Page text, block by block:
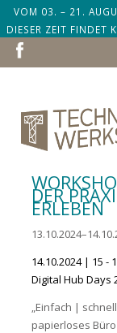
VOM 03. – 21.
DIESER ZEIT FINDET
NAVIGATION
ÜBERSPRINGEN
DER
ERLEBEN
14.10.2024 | 15 -
Digital Hub Days
„Einfach |
papierloses